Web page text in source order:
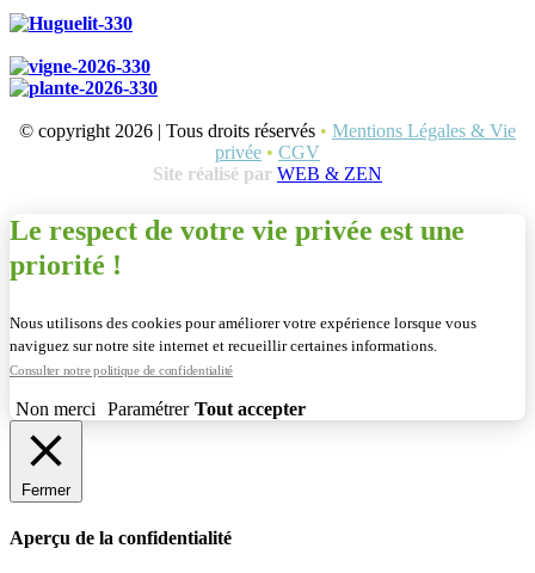
© copyright 2026 | Tous droits réservés • Mentions Légales & Vie
privée • CGV
Site réalisé par WEB & ZEN
Le respect de votre vie privée est une
priorité !
Nous utilisons des cookies pour améliorer votre expérience lorsque vous
naviguez sur notre site internet et recueillir certaines informations.
Consulter notre politique de confidentialité
Non merci Paramétrer Tout accepter
Fermer
Aperçu de la confidentialité